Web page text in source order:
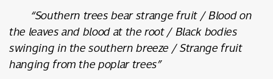
“Southern trees bear strange fruit/Blood on
the leaves and blood at the root/Black bodies
swinging in the southern breeze/Strange fruit
hanging from the poplar trees”